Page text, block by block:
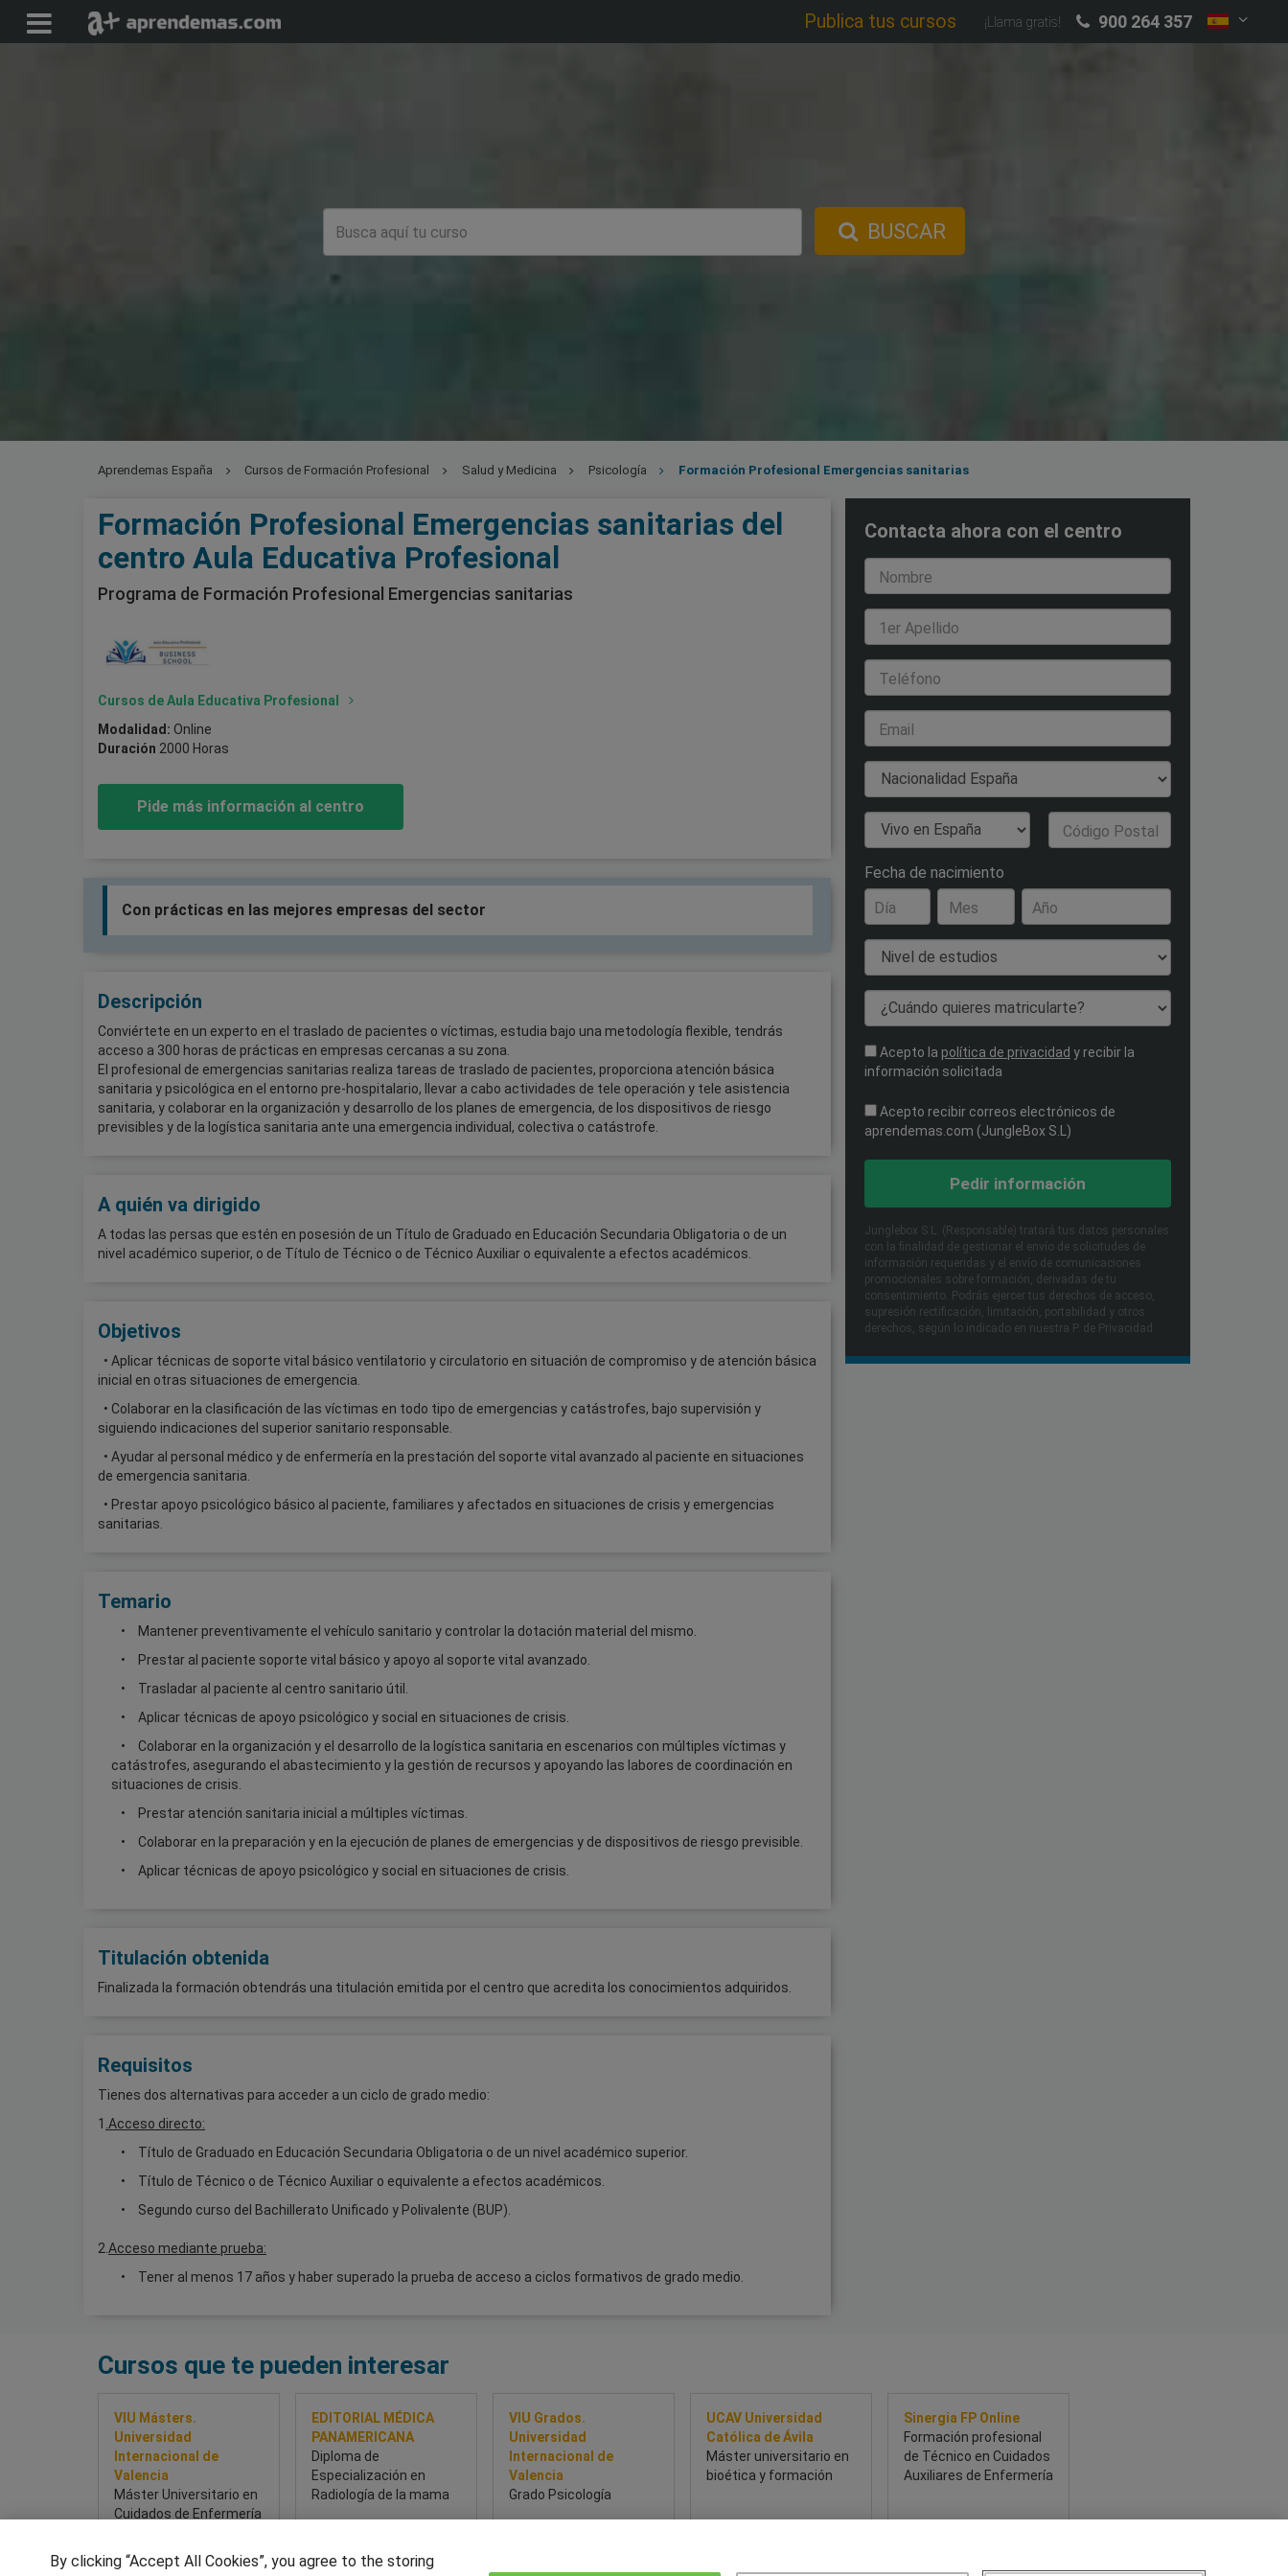
Publica tus cursos ¡Llama gratis! 900 264 357
BUSCAR
Aprendemas España Cursos de Formación Profesional Salud y Medicina Psicología Formación Profesional Emergencias sanitarias
Formación Profesional Emergencias sanitarias del
centro Aula Educativa Profesional
Programa de Formación Profesional Emergencias sanitarias
Cursos de Aula Educativa Profesional
Modalidad: Online
Duración 2000 Horas
Pide más información al centro
Con prácticas en las mejores empresas del sector
Descripción
Conviértete en un experto en el traslado de pacientes o víctimas, estudia bajo una metodología flexible, tendrás
acceso a 300 horas de prácticas en empresas cercanas a su zona.
El profesional de emergencias sanitarias realiza tareas de traslado de pacientes, proporciona atención básica
sanitaria y psicológica en el entorno pre-hospitalario, llevar a cabo actividades de tele operación y tele asistencia
sanitaria, y colaborar en la organización y desarrollo de los planes de emergencia, de los dispositivos de riesgo
previsibles y de la logística sanitaria ante una emergencia individual, colectiva o catástrofe.
A quién va dirigido
A todas las persas que estén en posesión de un Título de Graduado en Educación Secundaria Obligatoria o de un
nivel académico superior, o de Título de Técnico o de Técnico Auxiliar o equivalente a efectos académicos.
Objetivos
• Aplicar técnicas de soporte vital básico ventilatorio y circulatorio en situación de compromiso y de atención básica
inicial en otras situaciones de emergencia.
• Colaborar en la clasificación de las víctimas en todo tipo de emergencias y catástrofes, bajo supervisión y
siguiendo indicaciones del superior sanitario responsable.
• Ayudar al personal médico y de enfermería en la prestación del soporte vital avanzado al paciente en situaciones
de emergencia sanitaria.
• Prestar apoyo psicológico básico al paciente, familiares y afectados en situaciones de crisis y emergencias
sanitarias.
Temario
Mantener preventivamente el vehículo sanitario y controlar la dotación material del mismo.
Prestar al paciente soporte vital básico y apoyo al soporte vital avanzado.
Trasladar al paciente al centro sanitario útil.
Aplicar técnicas de apoyo psicológico y social en situaciones de crisis.
Colaborar en la organización y el desarrollo de la logística sanitaria en escenarios con múltiples víctimas y
catástrofes, asegurando el abastecimiento y la gestión de recursos y apoyando las labores de coordinación en
situaciones de crisis.
Prestar atención sanitaria inicial a múltiples víctimas.
Colaborar en la preparación y en la ejecución de planes de emergencias y de dispositivos de riesgo previsible.
Aplicar técnicas de apoyo psicológico y social en situaciones de crisis.
Titulación obtenida
Finalizada la formación obtendrás una titulación emitida por el centro que acredita los conocimientos adquiridos.
Requisitos
Tienes dos alternativas para acceder a un ciclo de grado medio:
1 .Acceso directo:
Título de Graduado en Educación Secundaria Obligatoria o de un nivel académico superior.
Título de Técnico o de Técnico Auxiliar o equivalente a efectos académicos.
Segundo curso del Bachillerato Unificado y Polivalente (BUP).
2. Acceso mediante prueba:
Tener al menos 17 años y haber superado la prueba de acceso a ciclos formativos de grado medio.
Contacta ahora con el centro
Nombre
1er Apellido
Teléfono
Email
Nacionalidad
País de Residencia Código Postal
Fecha de nacimiento
Día
Mes Año
Nivel de estudios
¿Cuándo quieres matricularte?
Acepto la política de privacidad y recibir la
información solicitada
Acepto recibir correos electrónicos de
aprendemas.com (JungleBox S.L)
Pedir información
Junglebox S.L. (Responsable) tratará tus datos personales
con la finalidad de gestionar el envío de solicitudes de
información requeridas y el envío de comunicaciones
promocionales sobre formación, derivadas de tu
consentimiento. Podrás ejercer tus derechos de acceso,
supresión rectificación, limitación, portabilidad y otros
derechos, según lo indicado en nuestra P. de Privacidad​
Cursos que te pueden interesar
VIU Másters.
Universidad
Internacional de
Valencia
Máster Universitario en
Cuidados de Enfermería
Medicina Intensiva
Sobre este curso
EDITORIAL MÉDICA
PANAMERICANA
Diploma de
Especialización en
Radiología de la mama
Sobre este curso
VIU Grados.
Universidad
Internacional de
Valencia
Grado Psicología
UCAV Universidad
Católica de Ávila
Máster universitario en
bioética y formación
Sinergia FP Online
Formación profesional
de Técnico en Cuidados
Auxiliares de Enfermería
By clicking “Accept All Cookies”, you agree to the storing